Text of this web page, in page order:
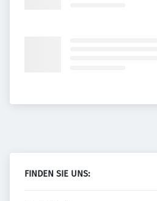
FINDEN SIE UNS: